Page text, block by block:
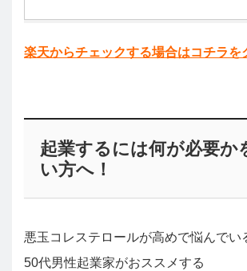
楽天からチェックする場合はコチラを
起業するには何が必要か
い方へ！
悪玉コレステロールが高めで悩んでい
50代男性起業家がおススメする